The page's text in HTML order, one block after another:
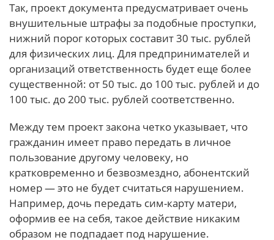
Так, проект документа предусматривает очень
внушительные штрафы за подобные проступки,
нижний порог которых составит 30 тыс. рублей
для физических лиц. Для предпринимателей и
организаций ответственность будет еще более
существенной: от 50 тыс. до 100 тыс. рублей и до
100 тыс. до 200 тыс. рублей соответственно.
Между тем проект закона четко указывает, что
гражданин имеет право передать в личное
пользование другому человеку, но
кратковременно и безвозмездно, абонентский
номер — это не будет считаться нарушением.
Например, дочь передать сим-карту матери,
оформив ее на себя, такое действие никаким
образом не подпадает под нарушение.